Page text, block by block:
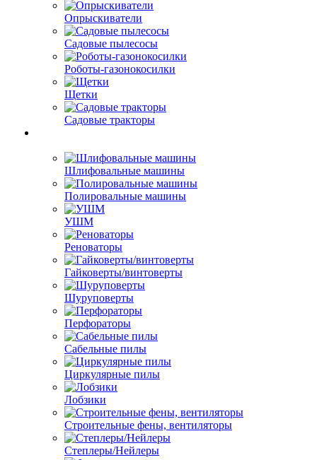
Опрыскиватели
Садовые пылесосы
Роботы-газонокосилки
Щетки
Садовые тракторы
Шлифовальные машины
Полировальные машины
УШМ
Реноваторы
Гайковерты/винтоверты
Шуруповерты
Перфораторы
Сабельные пилы
Циркулярные пилы
Лобзики
Строительные фены, вентиляторы
Степлеры/Нейлеры